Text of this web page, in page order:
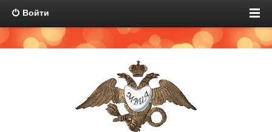
Войти